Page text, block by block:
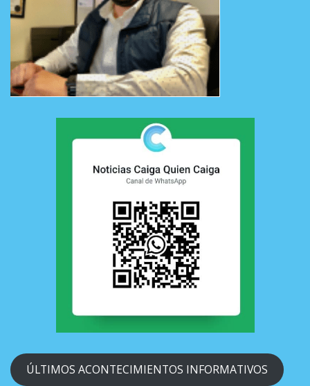
ÚLTIMOS ACONTECIMIENTOS INFORMATIVOS